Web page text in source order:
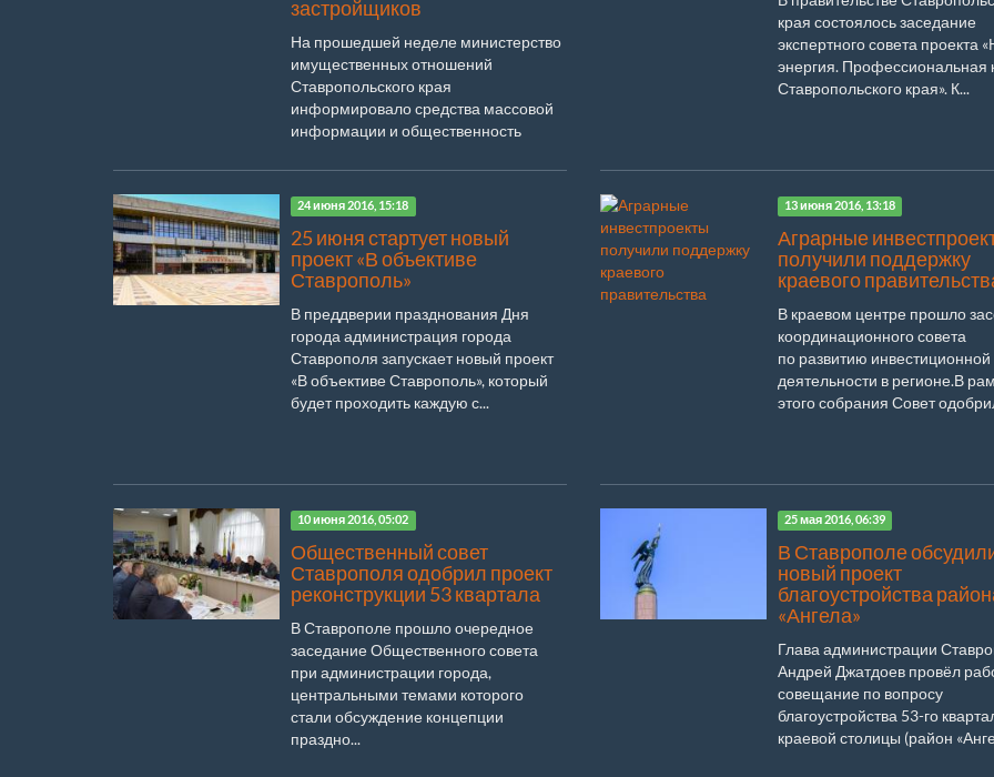
застройщиков
На прошедшей неделе министерство
имущественных отношений
Ставропольского края
информировало средства массовой
информации и общественность
края состоялось заседание
экспертного совета проекта
энергия. Профессиональная
Ставропольского края». К...
24 июня 2016, 15:18
25 июня стартует новый
проект «В объективе
Ставрополь»
В преддверии празднования Дня
города администрация города
Ставрополя запускает новый проект
«В объективе Ставрополь», который
будет проходить каждую с...
13 июня 2016, 13:18
Аграрные
получили поддержку
краевого
В краевом центре прошло
координационного совета
по развитию инвестиционной
деятельности в регионе.В
этого собрания Совет
10 июня 2016, 05:02
Общественный совет
Ставрополя одобрил проект
реконструкции 53 квартала
В Ставрополе прошло очередное
заседание Общественного совета
при администрации города,
центральными темами которого
стали обсуждение концепции
праздно...
25 мая 2016, 06:39
В Ставрополе
новый проект
благоустройства
«Ангела»
Глава администрации
Андрей Джатдоев провёл
совещание по вопросу
благоустройства 53-го
краевой столицы (район